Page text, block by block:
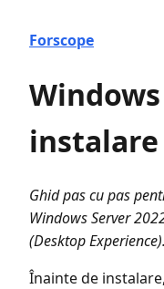
Forscope
Ghid pas cu pas
Windows Server
(Desktop Experience).
Înainte de